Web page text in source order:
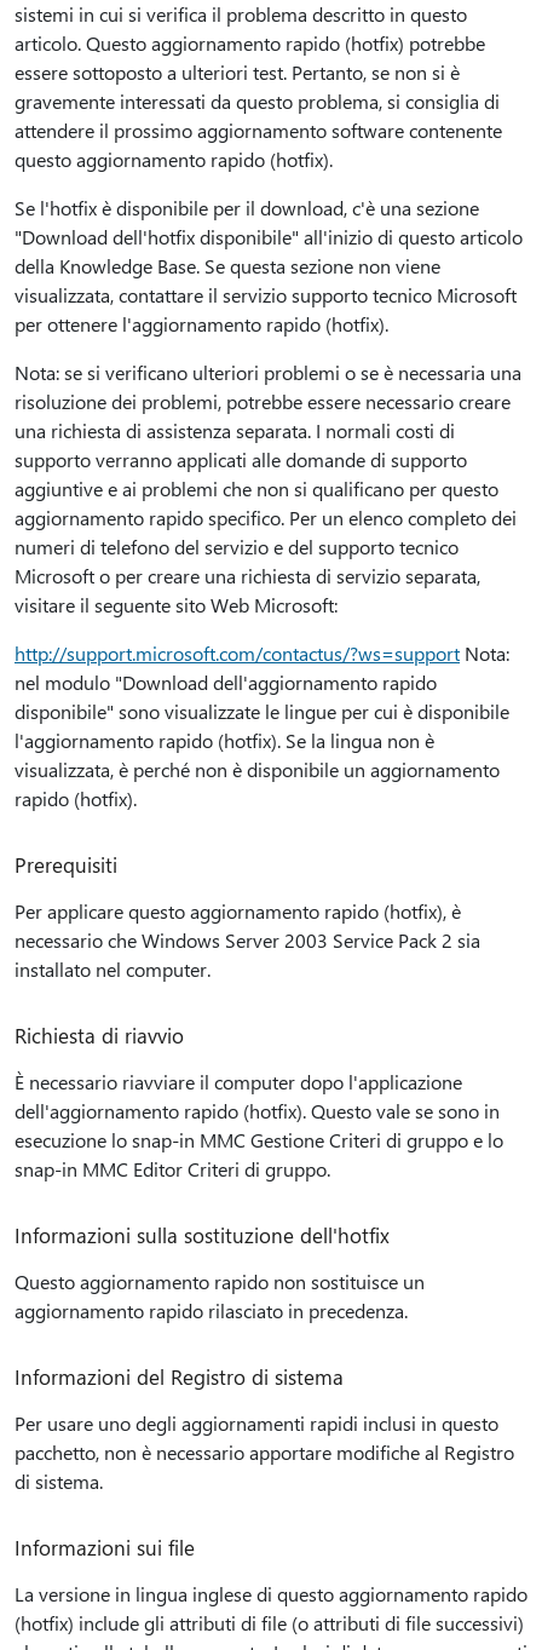
sistemi in cui si verifica il problema descritto in questo
articolo. Questo aggiornamento rapido (hotfix) potrebbe
essere sottoposto a ulteriori test. Pertanto, se non si è
gravemente interessati da questo problema, si consiglia di
attendere il prossimo aggiornamento software contenente
questo aggiornamento rapido (hotfix).
Se l'hotfix è disponibile per il download, c'è una sezione
"Download dell'hotfix disponibile" all'inizio di questo articolo
della Knowledge Base. Se questa sezione non viene
visualizzata, contattare il servizio supporto tecnico Microsoft
per ottenere l'aggiornamento rapido (hotfix).
Nota: se si verificano ulteriori problemi o se è necessaria una
risoluzione dei problemi, potrebbe essere necessario creare
una richiesta di assistenza separata. I normali costi di
supporto verranno applicati alle domande di supporto
aggiuntive e ai problemi che non si qualificano per questo
aggiornamento rapido specifico. Per un elenco completo dei
numeri di telefono del servizio e del supporto tecnico
Microsoft o per creare una richiesta di servizio separata,
visitare il seguente sito Web Microsoft:
http://support.microsoft.com/contactus/?ws=support Nota:
nel modulo "Download dell'aggiornamento rapido
disponibile" sono visualizzate le lingue per cui è disponibile
l'aggiornamento rapido (hotfix). Se la lingua non è
visualizzata, è perché non è disponibile un aggiornamento
rapido (hotfix).
Prerequisiti
Per applicare questo aggiornamento rapido (hotfix), è
necessario che Windows Server 2003 Service Pack 2 sia
installato nel computer.
Richiesta di riavvio
È necessario riavviare il computer dopo l'applicazione
dell'aggiornamento rapido (hotfix). Questo vale se sono in
esecuzione lo snap-in MMC Gestione Criteri di gruppo e lo
snap-in MMC Editor Criteri di gruppo.
Informazioni sulla sostituzione dell'hotfix
Questo aggiornamento rapido non sostituisce un
aggiornamento rapido rilasciato in precedenza.
Informazioni del Registro di sistema
Per usare uno degli aggiornamenti rapidi inclusi in questo
pacchetto, non è necessario apportare modifiche al Registro
di sistema.
Informazioni sui file
La versione in lingua inglese di questo aggiornamento rapido
(hotfix) include gli attributi di file (o attributi di file successivi)